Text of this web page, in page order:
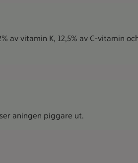
vitamin K, 12,5% av C-vitamin
aningen piggare ut.